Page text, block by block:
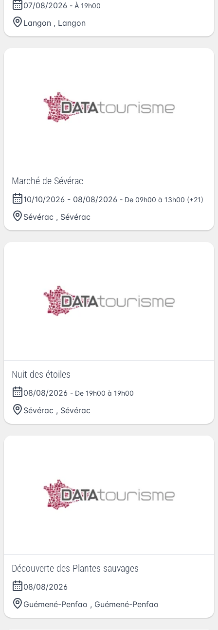
07/08/2026 - À 19h00
Langon , Langon
Marché de Sévérac
10/10/2026 - 08/08/2026 - De 09h00 à 13h00 (+21)
Sévérac , Sévérac
Nuit des étoiles
08/08/2026 - De 19h00 à 19h00
Sévérac , Sévérac
Découverte des Plantes sauvages
08/08/2026
Guémené-Penfao , Guémené-Penfao